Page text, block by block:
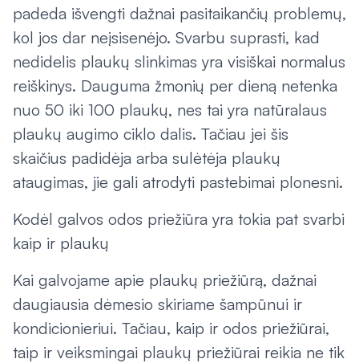
padeda išvengti dažnai pasitaikančių problemų,
kol jos dar neįsisenėjo. Svarbu suprasti, kad
nedidelis plaukų slinkimas yra visiškai normalus
reiškinys. Dauguma žmonių per dieną netenka
nuo 50 iki 100 plaukų, nes tai yra natūralaus
plaukų augimo ciklo dalis. Tačiau jei šis
skaičius padidėja arba sulėtėja plaukų
ataugimas, jie gali atrodyti pastebimai plonesni.
Kodėl galvos odos priežiūra yra tokia pat svarbi
kaip ir plaukų
Kai galvojame apie plaukų priežiūrą, dažnai
daugiausia dėmesio skiriame šampūnui ir
kondicionieriui. Tačiau, kaip ir odos priežiūrai,
taip ir veiksmingai plaukų priežiūrai reikia ne tik